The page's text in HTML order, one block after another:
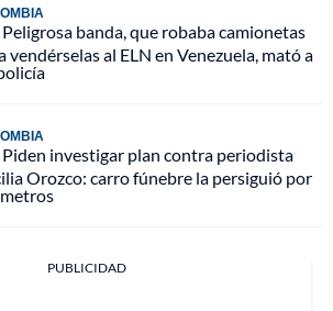
Peligrosa banda, que robaba camionetas
vendérselas al ELN en Venezuela, mató a
Piden investigar plan contra periodista
Orozco: carro fúnebre la persiguió por
PUBLICIDAD